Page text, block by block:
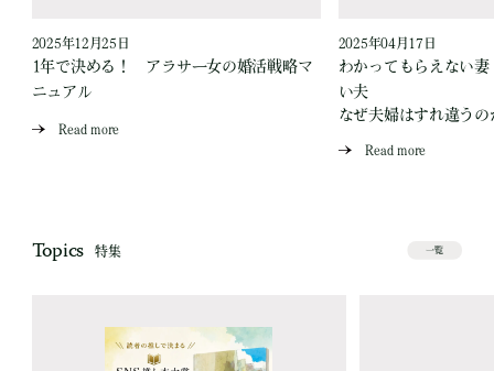
2025年12月25日
1年で決める！ アラサー女の婚活戦略マ
ニュアル
Read more
2025年04月17日
わかってもらえない
い夫
なぜ夫婦はすれ違うの
Read more
Topics 特集 一覧